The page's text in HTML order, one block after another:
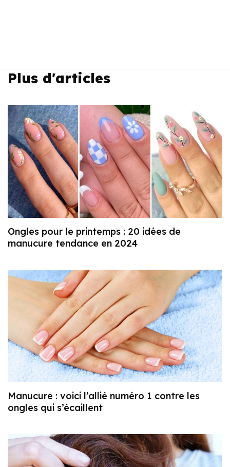
Plus d'articles
Ongles pour le printemps : 20 idées de
manucure tendance en 2024
Manucure : voici l’allié numéro 1 contre les
ongles qui s’écaillent